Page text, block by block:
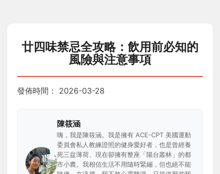
廿四味禁忌全攻略：飲用前必知的
風險與注意事項
發佈時間： 2026-03-28
陳筱涵
嗨，我是陳筱涵。我是擁有 ACE-CPT 美國運動
委員會私人教練證照的健身愛好者，也是曾經養
死三盆薄荷、現在卻擁有整座「陽台叢林」的都
市小農。我相信生活不用隨時緊繃，但也絕不能